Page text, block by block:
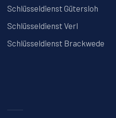
Schlüsseldienst Gütersloh
Schlüsseldienst Verl
Schlüsseldienst Brackwede